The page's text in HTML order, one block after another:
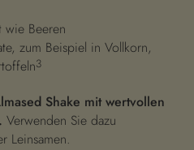
wie Beeren
zum Beispiel in Vollkorn,
3
Shake mit wertvollen
Verwenden Sie dazu
Leinsamen.